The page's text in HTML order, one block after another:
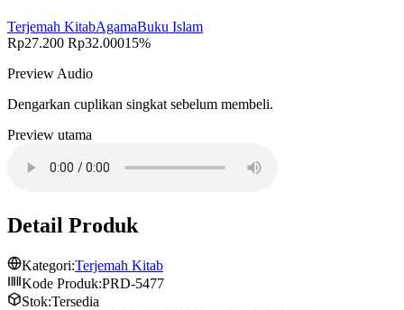
Terjemah KitabAgamaBuku Islam
Rp27.200 Rp32.00015%
Preview Audio
Dengarkan cuplikan singkat sebelum membeli.
Preview utama
Detail Produk
Kategori:Terjemah Kitab
Kode Produk:PRD-5477
Stok:Tersedia